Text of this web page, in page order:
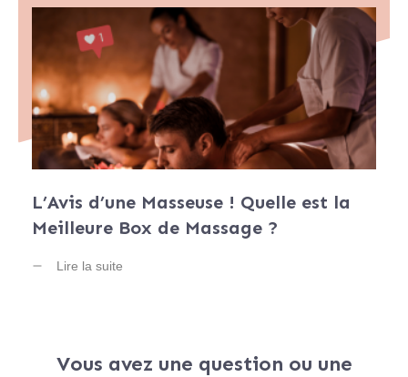
L’Avis d’une Masseuse ! Quelle est la
Meilleure Box de Massage ?
Lire la suite
Vous avez une question ou une